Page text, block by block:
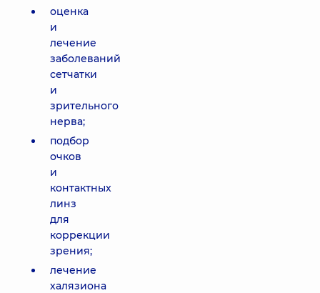
оценка
и
лечение
заболеваний
сетчатки
и
зрительного
нерва;
подбор
очков
и
контактных
линз
для
коррекции
зрения;
лечение
халязиона